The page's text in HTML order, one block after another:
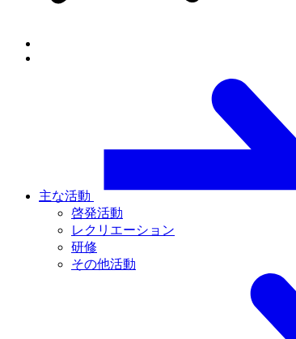
主な活動
啓発活動
レクリエーション
研修
その他活動